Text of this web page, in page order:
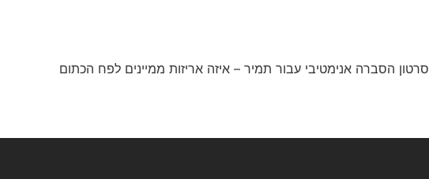
סרטון הסברה אנימטיבי עבור תמיר – איזה אריזות ממיינים לפח הכתום